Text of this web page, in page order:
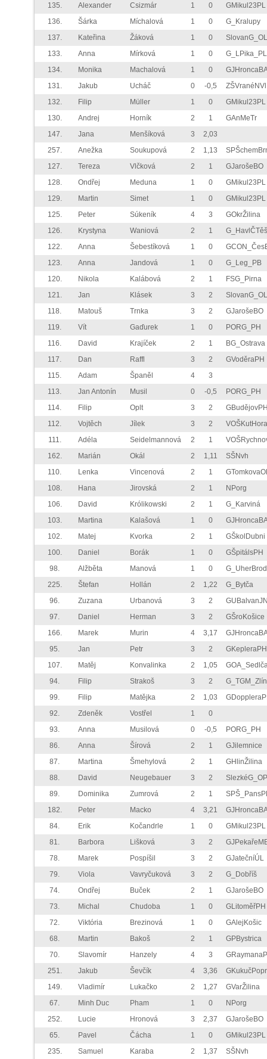
135. Alexander Csizmár 1 0
GMikul23PL
136.
Šárka Míchalová 1 0
G_Kralupy
137.
Kateřina Žáková 1 0
SlovanG_OL
133.
Anna Mírková 1 0
G_LPika_PL
134.
Monika Machalová 1 0
131.
Jakub Ucháč 0 -0,5
ZŠVranéNVl
132.
Filip Müller 1 0
GMikul23PL
130.
Andrej Horník 2 1
GAnMeTr
147.
Jana Menšíková 3
2,03
257.
Anežka Soukupová 2 1,13
127.
Tereza Vlčková 2 1
GJarošeBO
128.
Ondřej Meduna 1 0
GMikul23PL
129.
Martin Simet 1 0
GMikul23PL
125.
Peter Súkeník 4 3
GOkrŽilina
126.
Krystyna Waniová 2 1
G_HavlČTěš
122.
Anna Šebestíková 1 0
123.
Anna Jandová 1 0
G_Leg_PB
120.
Nikola Kalábová 2 1
FSG_Pirna
121.
Jan Klásek 3 2
SlovanG_OL
118.
Matouš Trnka 3 2
GJarošeBO
119.
Vít Gaďurek 1 0
PORG_PH
116.
David Krajíček 2 1
BG_Ostrava
117.
Dan Raffl 3 2
GVoděraPH
115.
Adam Španěl 4
3
113.
Jan Antonín Musil 0 -0,5
PORG_PH
114.
Filip Oplt 3 2
112.
Vojtěch Jílek 3 2
VOŠKutHora
111.
Adéla Seidelmannová 2 1
162.
Marián Okál 2 1,11
SŠNvh
110.
Lenka Vincenová 2 1
108.
Hana Jirovská 2 1
NPorg
106.
David Królikowski 2 1
G_Karviná
103.
Martina Kalašová 1 0
102.
Matej Kvorka 2 1
GŠkolDubni
100.
Daniel Borák 1 0
GŠpitálsPH
98.
Alžběta Manová 1 0
G_UherBrod
225.
Štefan Hollán 2 1,22
G_Bytča
96.
Zuzana Urbanová 3 2
97.
Daniel Herman 3 2
GŠroKošice
166.
Marek Murin 4 3,17
95.
Jan Petr 3 2
GKepleraPH
107.
Matěj Konvalinka 2 1,05
94.
Filip Strakoš 3 2
G_TGM_Zlín
99.
Filip Matějka 2 1,03
92.
Zdeněk Vostřel 1
0
93.
Anna Musilová 0 -0,5
PORG_PH
86.
Anna Šírová 2 1
GJilemnice
87.
Martina Šmehylová 2 1
GHlinŽilina
88.
David Neugebauer 3 2
SlezkéG_OP
89.
Dominika Zumrová 2 1
182.
Peter Macko 4 3,21
84.
Erik Kočandrle 1 0
GMikul23PL
81.
Barbora Lišková 3 2
78.
Marek Pospíšil 3 2
GJatečníÚL
79.
Viola Vavryčuková 3 2
G_Dobříš
74.
Ondřej Buček 2 1
GJarošeBO
73.
Michal Chudoba 1 0
GLitoměřPH
72.
Viktória Brezinová 1 0
GAlejKošic
68.
Martin Bakoš 2 1
GPBystrica
70.
Slavomír Hanzely 4 3
251.
Jakub Ševčík 4 3,36
GKukučPopr
149.
Vladimír Lukačko 2 1,27
GVarŽilina
67.
Minh Duc Pham 1 0
NPorg
252.
Lucie Hronová 3 2,37
GJarošeBO
65.
Pavel Čácha 1 0
GMikul23PL
235.
Samuel Karaba 2 1,37
SŠNvh